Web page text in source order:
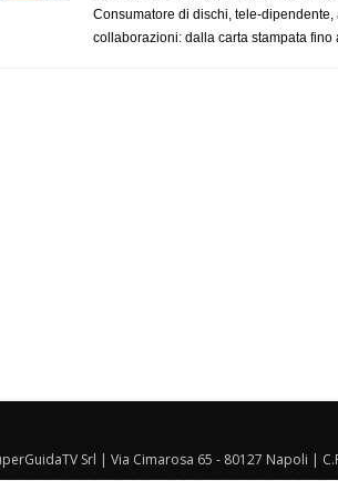
Consumatore di dischi, tele-
collaborazioni: dalla carta stampata
Srl | Via Cimarosa 65 - 80127 Napoli |